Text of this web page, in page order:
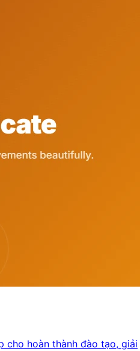
cho hoàn thành đào tạo, giải